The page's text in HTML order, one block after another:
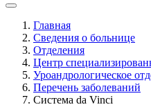
Главная
Сведения о больнице
Отделения
Центр
Уроандрологическое
Перечень заболеваний
Система da Vinci